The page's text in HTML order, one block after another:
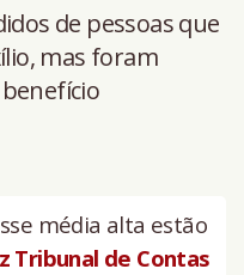
de pessoas que
mas foram
média alta estão
Tribunal de Contas